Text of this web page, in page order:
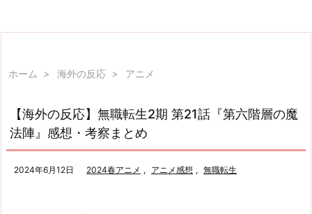
ホーム > 海外の反応 > アニメ
【海外の反応】無職転生2期 第21話『第六階層の魔
法陣』感想・考察まとめ
2024年6月12日 2024春アニメ , アニメ感想 , 無職転生